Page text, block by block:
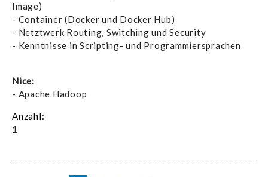
Image)
- Container (Docker und Docker Hub)
- Netztwerk Routing, Switching und Security
- Kenntnisse in Scripting- und Programmiersprachen
Nice:
- Apache Hadoop
Anzahl:
1